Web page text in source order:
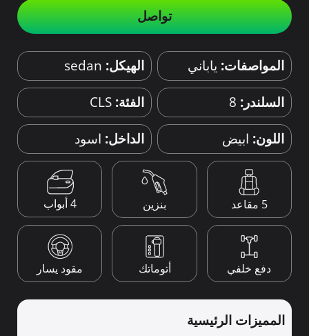
تواصل
المواصفات: ياباني الهيكل: sedan
السلندر: 8 الفئة: CLS
اللون: ابيض الداخل: اسود
5 مقاعد بنزين 4 أبواب
دفع خلفي أتوماتك مقود يسار
المميزات الرئيسية